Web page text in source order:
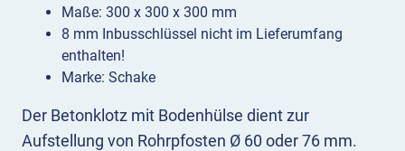
Der Betonklotz mit Bodenhülse dient zur
Aufstellung von Rohrpfosten Ø 60 oder 76 mm.
Maße: 300 x 300 x 300 mm
8 mm Inbusschlüssel nicht im Lieferumfang
enthalten!
Marke: Schake